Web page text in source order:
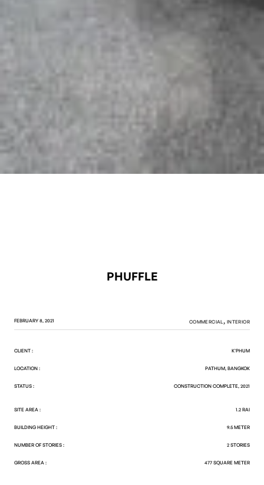
PHUFFLE
FEBRUARY 8, 2021 COMMERCIAL INTERIOR
K'PHUM
PATHUM, BANGKOK
CONSTRUCTION COMPLETE, 2021
CLIENT :
LOCATION :
STATUS :
1.2 RAI
9.5 METER
2 STORIES
477 SQUARE METER
SITE AREA :
BUILDING HEIGHT :
NUMBER OF STORIES :
GROSS AREA :